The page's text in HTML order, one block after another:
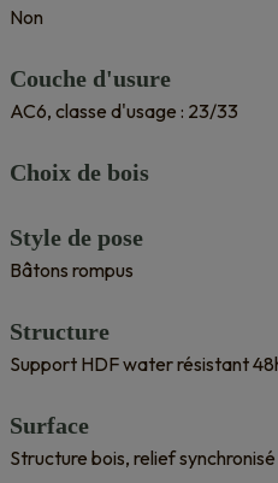
Non
Couche d'usure
AC6, classe d'usage : 23/33
Choix de bois
Style de pose
Bâtons rompus
Structure
Support HDF water résistant
Surface
Structure bois, relief